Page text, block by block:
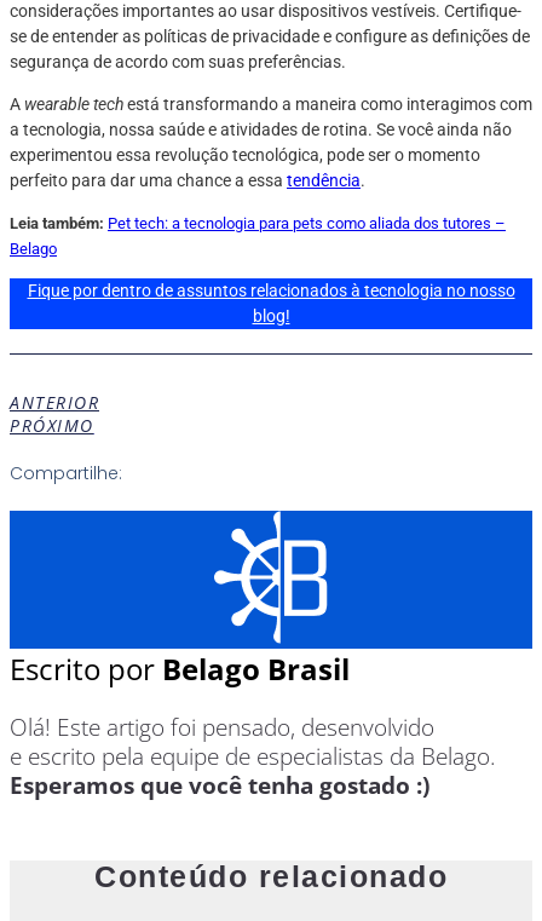
considerações importantes ao usar dispositivos vestíveis. Certifique-
se de entender as políticas de privacidade e configure as definições de
segurança de acordo com suas preferências.
A wearable techestá transformando a maneira como interagimos com
a tecnologia, nossa saúde e atividades de rotina. Se você ainda não
experimentou essa revolução tecnológica, pode ser o momento
perfeito para dar uma chance a essa tendência.
Leia também: Pet tech: a tecnologia para pets como aliada dos tutores –
Belago
Fique por dentro de assuntos relacionados à tecnologia no nosso
blog!
ANTERIOR
PRÓXIMO
Compartilhe:
Escrito por Belago Brasil
Olá! Este artigo foi pensado, desenvolvido
e escrito pela equipe de especialistas da Belago.
Esperamos que você tenha gostado :)
Conteúdo relacionado